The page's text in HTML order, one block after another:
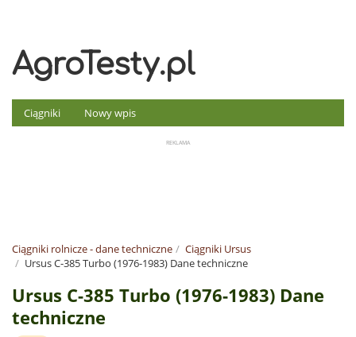
AgroTesty.pl
Ciągniki Nowy wpis
Ciągniki rolnicze - dane techniczne
Ciągniki Ursus
Ursus C-385 Turbo (1976-1983) Dane techniczne
Ursus C-385 Turbo (1976-1983) Dane
techniczne